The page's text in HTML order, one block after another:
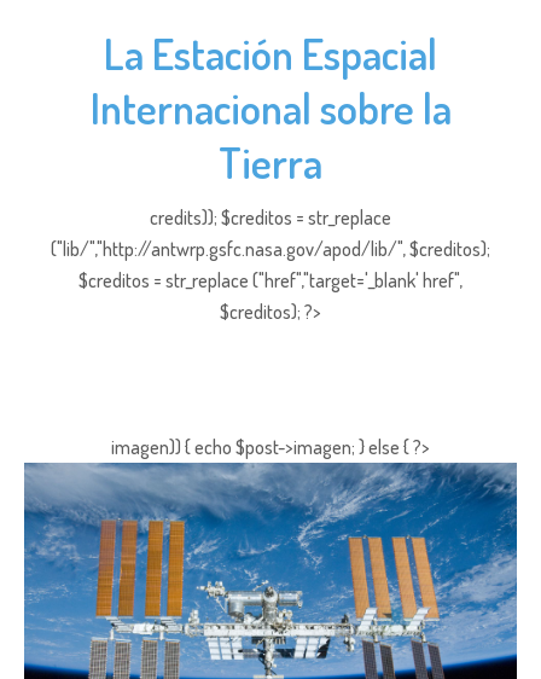
La Estación Espacial
Internacional sobre la
Tierra
credits)); $creditos = str_replace
("lib/","http://antwrp.gsfc.nasa.gov/apod/lib/", $creditos);
$creditos = str_replace ("href","target='_blank' href",
$creditos); ?>
imagen)) { echo $post->imagen; } else { ?>